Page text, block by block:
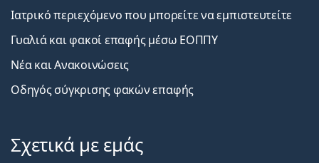
Ιατρικό περιεχόμενο που μπορείτε να εμπιστευτείτε
Γυαλιά και φακοί επαφής μέσω ΕΟΠΠΥ
Νέα και Ανακοινώσεις
Οδηγός σύγκρισης φακών επαφής
Σχετικά με εμάς